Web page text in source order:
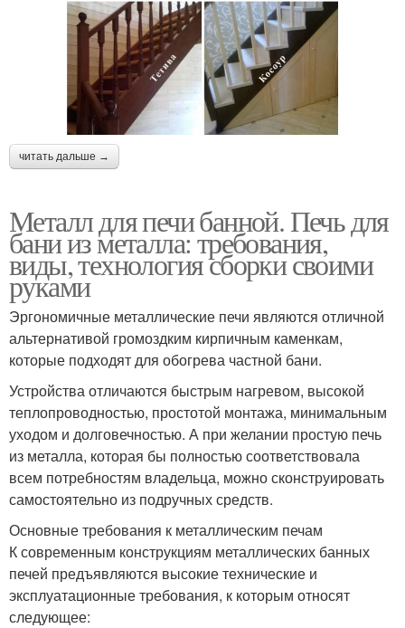
читать дальше →
Металл для печи банной. Печь для
бани из металла: требования,
виды, технология сборки своими
руками
Эргономичные металлические печи являются отличной
альтернативой громоздким кирпичным каменкам,
которые подходят для обогрева частной бани.
Устройства отличаются быстрым нагревом, высокой
теплопроводностью, простотой монтажа, минимальным
уходом и долговечностью. А при желании простую печь
из металла, которая бы полностью соответствовала
всем потребностям владельца, можно сконструировать
самостоятельно из подручных средств.
Основные требования к металлическим печам
К современным конструкциям металлических банных
печей предъявляются высокие технические и
эксплуатационные требования, к которым относят
следующее: